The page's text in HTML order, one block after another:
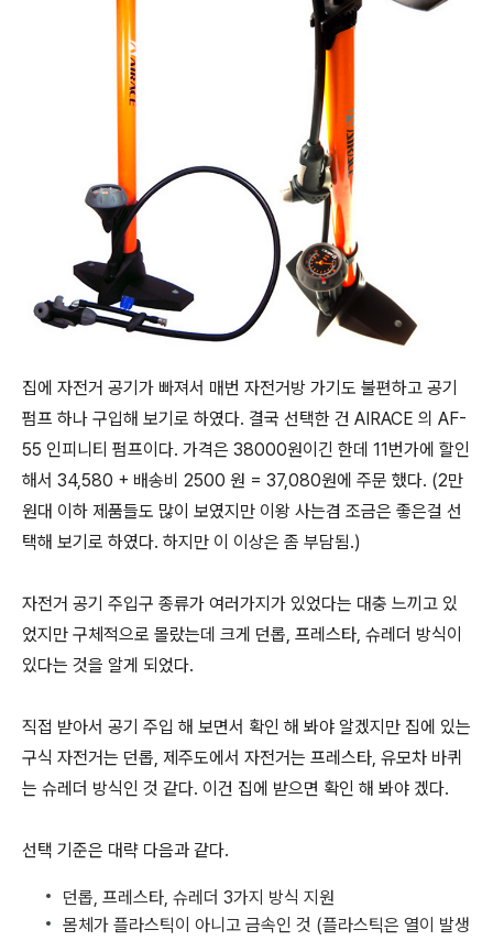
집에 자전거 공기가 빠져서 매번 자전거방 가기도 불편하고 공기
펌프 하나 구입해 보기로 하였다. 결국 선택한 건 AIRACE 의 AF-
55 인피니티 펌프이다. 가격은 38000원이긴 한데 11번가에 할인
해서 34,580 + 배송비 2500 원 = 37,080원에 주문 했다. (2만
원대 이하 제품들도 많이 보였지만 이왕 사는겸 조금은 좋은걸 선
택해 보기로 하였다. 하지만 이 이상은 좀 부담됨.)
자전거 공기 주입구 종류가 여러가지가 있었다는 대충 느끼고 있
었지만 구체적으로 몰랐는데 크게 던롭, 프레스타, 슈레더 방식이
있다는 것을 알게 되었다.
직접 받아서 공기 주입 해 보면서 확인 해 봐야 알겠지만 집에 있는
구식 자전거는 던롭, 제주도에서 자전거는 프레스타, 유모차 바퀴
는 슈레더 방식인 것 같다. 이건 집에 받으면 확인 해 봐야 겠다.
선택 기준은 대략 다음과 같다.
던롭, 프레스타, 슈레더 3가지 방식 지원
몸체가 플라스틱이 아니고 금속인 것 (플라스틱은 열이 발생